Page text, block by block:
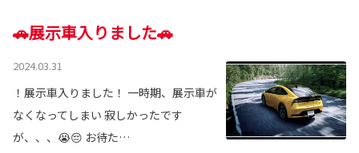
🚗展示車入りました🚗
2024.03.31
！展示車入りました！ 一時期、展示車が
なくなってしまい 寂しかったです
が、、、😭😔 お待た…